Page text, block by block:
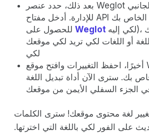
بعد ذلك، حدد عنصر Weglot في الشريط الجانبي
للإدارة. أدخل مفتاح API الخاص بك (قم بالتسجيل
Weglot لكي إليه)، واختر لغتك
أو اللغات لكي تريد لكي موقعك
لكي
أخيرًا، احفظ التغييرات وافتح موقع WordPress
بك. سترى الآن أداة تبديل اللغة
لغة محتوى موقعك! سترى الكلمات
على الفور لكي باللغة التي اخترتها.